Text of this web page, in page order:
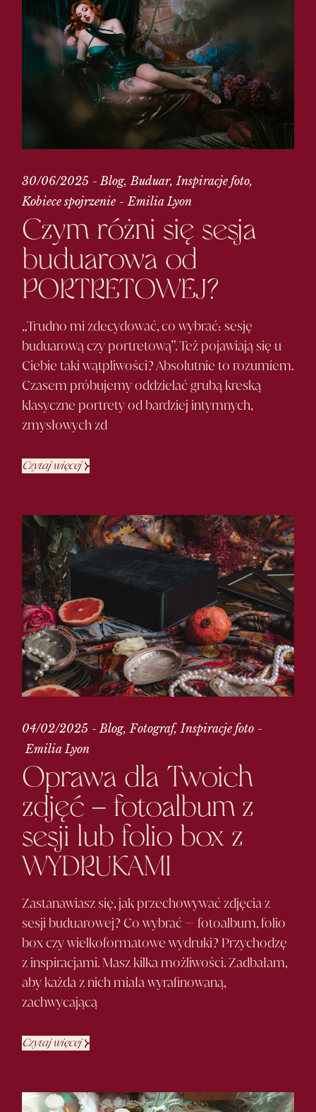
30/06/2025 Blog Buduar Inspiracje foto
Kobiece spojrzenie
Emilia Lyon
Czym różni się sesja
buduarowa od
PORTRETOWEJ?
„Trudno mi zdecydować, co wybrać: sesję
buduarową czy portretową”. Też pojawiają się u
Ciebie taki wątpliwości? Absolutnie to rozumiem.
Czasem próbujemy oddzielać grubą kreską
klasyczne portrety od bardziej intymnych,
zmysłowych zd
Czytaj więcej
04/02/2025 Blog Fotograf Inspiracje foto
Emilia Lyon
Oprawa dla Twoich
zdjęć – fotoalbum z
sesji lub folio box z
WYDRUKAMI
Zastanawiasz się, jak przechowywać zdjęcia z
sesji buduarowej? Co wybrać — fotoalbum, folio
box czy wielkoformatowe wydruki? Przychodzę
z inspiracjami. Masz kilka możliwości. Zadbałam,
aby każda z nich miała wyrafinowaną,
zachwycającą
Czytaj więcej